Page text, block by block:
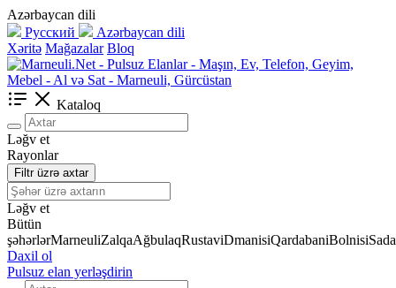
Azərbaycan dili
Русский
Azərbaycan dili
Xəritə Mağazalar Bloq
Kataloq
Ləğv et
Rayonlar
Filtr üzrə axtar
Ləğv et
Bütün
şəhərlərMarneuliZalqaAğbulaqRustaviDmanisiQardabaniBolnisi
Daxil ol
Pulsuz elan yerləşdirin